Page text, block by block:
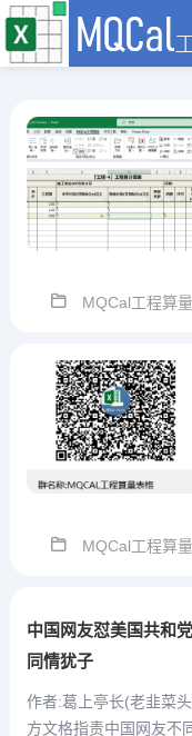
MQCal工程算量
MQCal工程算量
中国网友怼美国共和
同情犹子
作者:葛上亭长(老韭菜
方文格指责中国网友不